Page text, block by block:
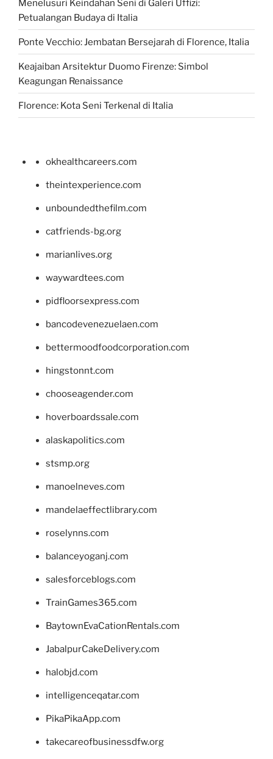
Menelusuri Keindahan Seni di Galeri Uffizi:
Petualangan Budaya di Italia
Ponte Vecchio: Jembatan Bersejarah di Florence, Italia
Keajaiban Arsitektur Duomo Firenze: Simbol
Keagungan Renaissance
Florence: Kota Seni Terkenal di Italia
okhealthcareers.com
theintexperience.com
unboundedthefilm.com
catfriends-bg.org
marianlives.org
waywardtees.com
pidfloorsexpress.com
bancodevenezuelaen.com
bettermoodfoodcorporation.com
hingstonnt.com
chooseagender.com
hoverboardssale.com
alaskapolitics.com
stsmp.org
manoelneves.com
mandelaeffectlibrary.com
roselynns.com
balanceyoganj.com
salesforceblogs.com
TrainGames365.com
BaytownEvaCationRentals.com
JabalpurCakeDelivery.com
halobjd.com
intelligenceqatar.com
PikaPikaApp.com
takecareofbusinessdfw.org